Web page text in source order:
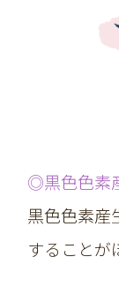
◎黒色色素
黒色色素産
することが